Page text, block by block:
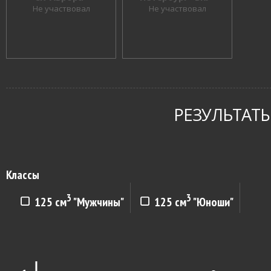
Не участвовал Не участвовал
Классы
125 см3 "Мужчины" 125 см3 "Юноши"